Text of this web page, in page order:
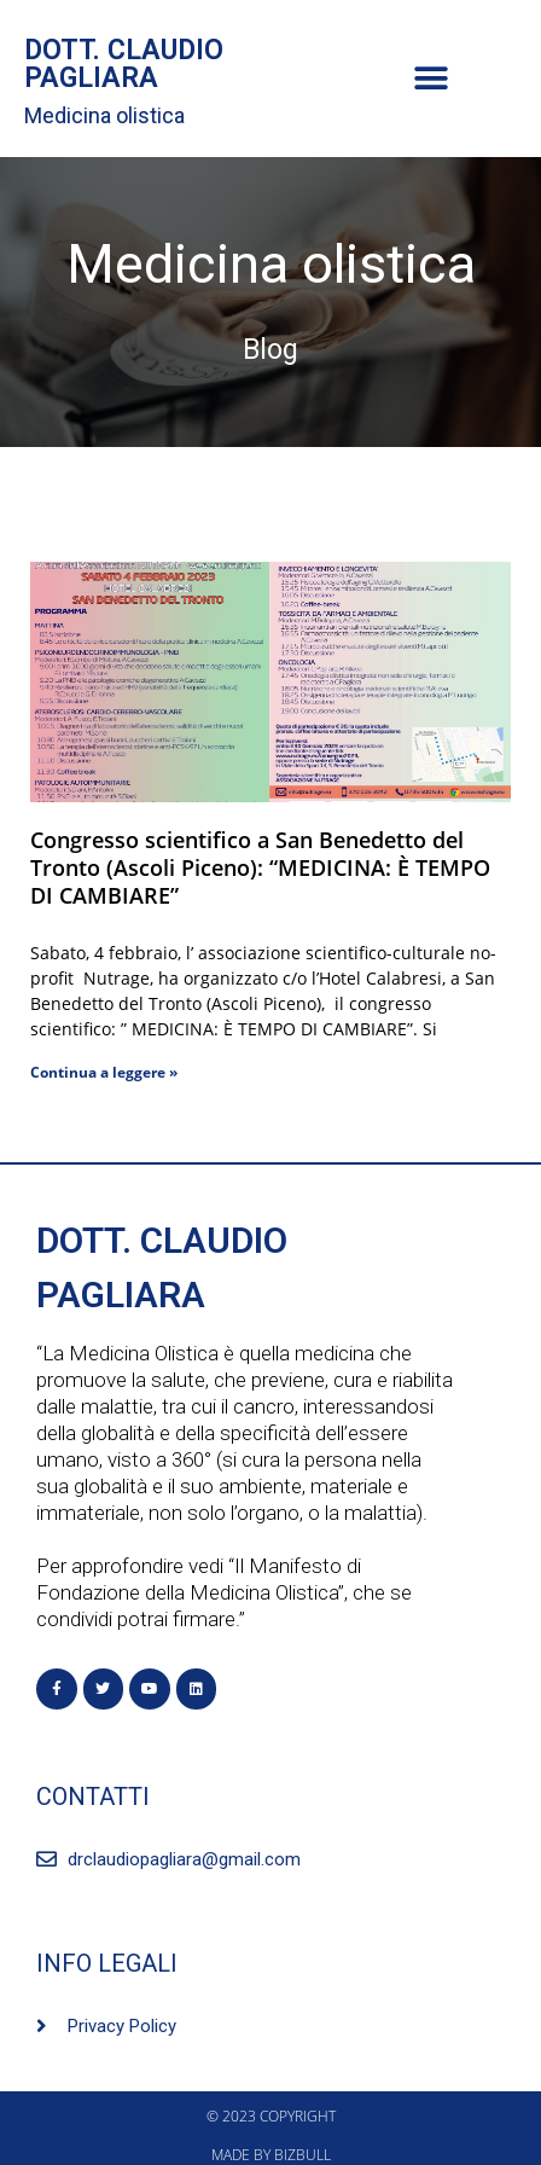
DOTT. CLAUDIO
PAGLIARA
Medicina olistica
Medicina olistica
Blog
Congresso scientifico a San Benedetto del
Tronto (Ascoli Piceno): “MEDICINA: È TEMPO
DI CAMBIARE”
Sabato, 4 febbraio, l’ associazione scientifico-culturale no-
profit Nutrage, ha organizzato c/o l’Hotel Calabresi, a San
Benedetto del Tronto (Ascoli Piceno), il congresso
scientifico: ” MEDICINA: È TEMPO DI CAMBIARE”. Si
Continua a leggere »
DOTT. CLAUDIO
PAGLIARA
“La Medicina Olistica è quella medicina che
promuove la salute, che previene, cura e riabilita
dalle malattie, tra cui il cancro, interessandosi
della globalità e della specificità dell’essere
umano, visto a 360° (si cura la persona nella
sua globalità e il suo ambiente, materiale e
immateriale, non solo l’organo, o la malattia).
Per approfondire vedi “Il Manifesto di
Fondazione della Medicina Olistica”, che se
condividi potrai firmare.”
CONTATTI
drclaudiopagliara@gmail.com
INFO LEGALI
Privacy Policy
© 2023 COPYRIGHT
MADE BY BIZBULL